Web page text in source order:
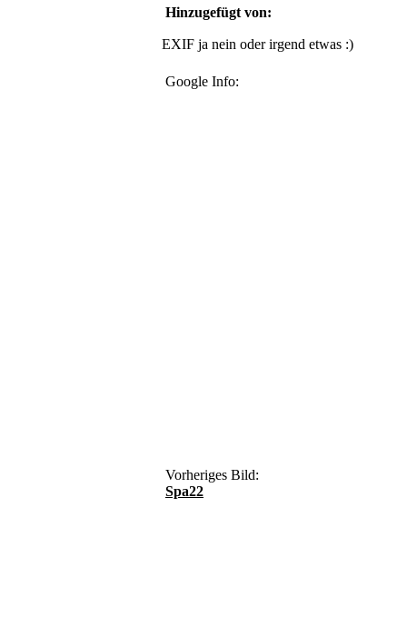
Hinzugefügt von:
EXIF ja nein oder irgend etwas :)
Google Info:
Vorheriges Bild:
Spa22